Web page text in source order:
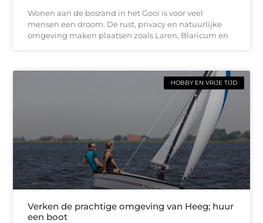
Wonen aan de bosrand in het Gooi is voor veel
mensen een droom. De rust, privacy en natuurlijke
omgeving maken plaatsen zoals Laren, Blaricum en
HOBBY EN VRIJE TIJD
Verken de prachtige omgeving van Heeg; huur
een boot